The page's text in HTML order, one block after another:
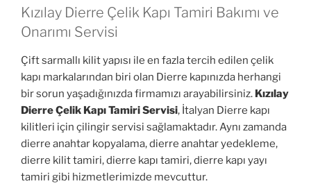
Kızılay Dierre Çelik Kapı Tamiri Bakımı ve
Onarımı Servisi
Çift sarmallı kilit yapısı ile en fazla tercih edilen çelik
kapı markalarından biri olan Dierre kapınızda herhangi
bir sorun yaşadığınızda firmamızı arayabilirsiniz. Kızılay
Dierre Çelik Kapı Tamiri Servisi, İtalyan Dierre kapı
kilitleri için çilingir servisi sağlamaktadır. Aynı zamanda
dierre anahtar kopyalama, dierre anahtar yedekleme,
dierre kilit tamiri, dierre kapı tamiri, dierre kapı yayı
tamiri gibi hizmetlerimizde mevcuttur.